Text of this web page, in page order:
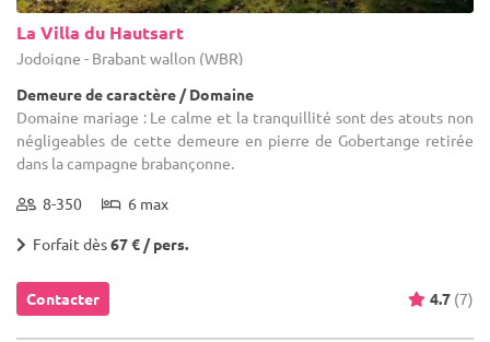
La Villa du Hautsart
Jodoigne - Brabant wallon (WBR)
Demeure de caractère / Domaine
Domaine mariage : Le calme et la tranquillité sont des atouts non
négligeables de cette demeure en pierre de Gobertange retirée
dans la campagne brabançonne.
8-350 6 max
Forfait dès67 € / pers.
Contacter 4.7 (7)